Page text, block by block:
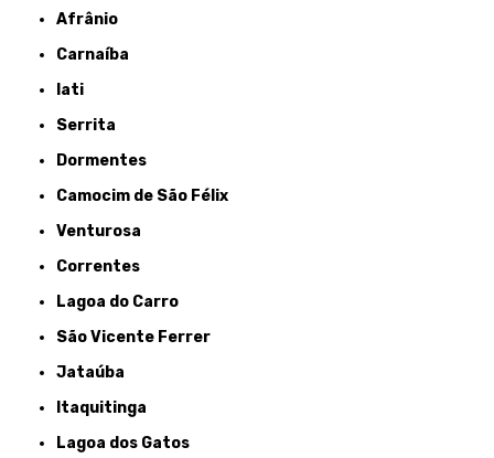
Afrânio
Carnaíba
Iati
Serrita
Dormentes
Camocim de São Félix
Venturosa
Correntes
Lagoa do Carro
São Vicente Ferrer
Jataúba
Itaquitinga
Lagoa dos Gatos